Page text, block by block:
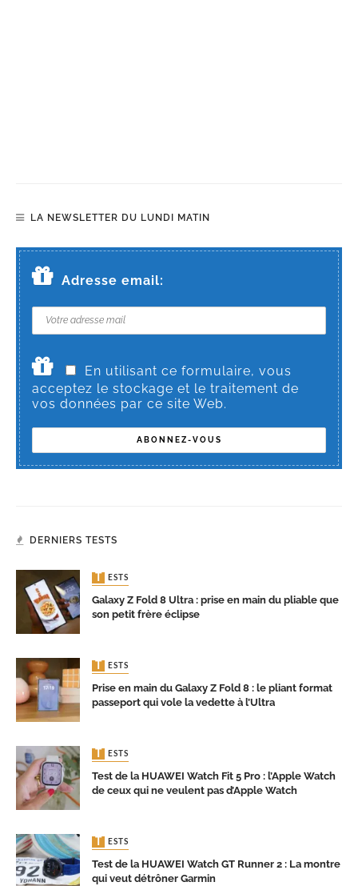
LA NEWSLETTER DU LUNDI MATIN
Adresse email:
En utilisant ce formulaire, vous
acceptez le stockage et le traitement de
vos données par ce site Web.
DERNIERS TESTS
TESTS
Galaxy Z Fold 8 Ultra : prise en main du pliable que
son petit frère éclipse
TESTS
Prise en main du Galaxy Z Fold 8 : le pliant format
passeport qui vole la vedette à l’Ultra
TESTS
Test de la HUAWEI Watch Fit 5 Pro : l’Apple Watch
de ceux qui ne veulent pas d’Apple Watch
TESTS
Test de la HUAWEI Watch GT Runner 2 : La montre
qui veut détrôner Garmin